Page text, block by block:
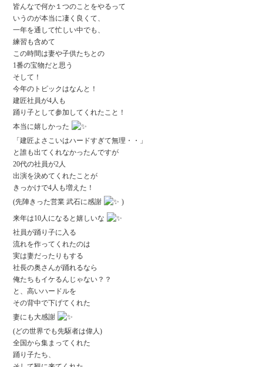
皆んなで何か１つのことをやるって
いうのが本当に凄く良くて、
一年を通して忙しい中でも、
練習も含めて
この時間は妻や子供たちとの
1番の宝物だと思う
そして！
今年のトピックはなんと！
建匠社員が4人も
踊り子として参加してくれたこと！
本当に嬉しかった
「建匠よさこいはハードすぎて無理・・」
と誰も出てくれなかったんですが
20代の社員が2人
出演を決めてくれたことが
きっかけで4人も増えた！
(先陣きった営業 武石に感謝
)
来年は10人になると嬉しいな
社員が踊り子に入る
流れを作ってくれたのは
実は妻だったりもする
社長の奥さんが踊れるなら
俺たちもイケるんじゃない？？
と、高いハードルを
その背中で下げてくれた
妻にも大感謝
(どの世界でも先駆者は偉人)
全国から集まってくれた
踊り子たち、